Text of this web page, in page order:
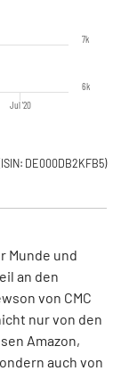
Jul '20
6k
7k
DE000DB2KFB5)
Munde und
an den
von CMC
nur von den
Amazon,
auch von